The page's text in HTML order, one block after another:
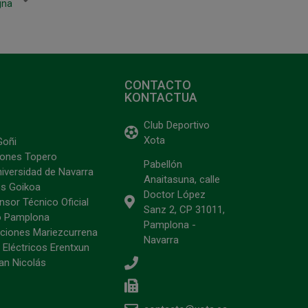
Topero
de Navarra
Goikoa
Técnico Oficial
Pamplona
Mariezcurrena
Erentxun
Nicolás
CONTACTO
KONTACTUA
Club Deportivo
Xota
Pabellón
Anaitasuna, calle
Doctor López
Sanz 2, CP 31011,
Pamplona -
Navarra